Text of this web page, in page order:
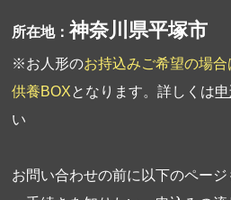
所在地：神奈川県平塚市
※お人形のお持込みご希望の場
供養BOXとなります。詳しくは
い
お問い合わせの前に以下のページ